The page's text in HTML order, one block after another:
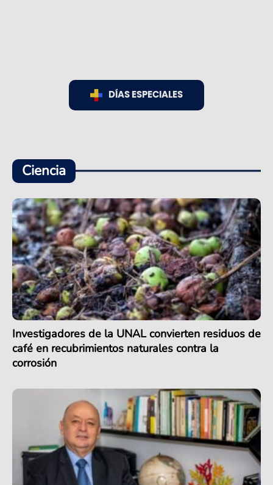
DÍAS ESPECIALES
Ciencia
Investigadores de la UNAL convierten residuos de
café en recubrimientos naturales contra la
corrosión